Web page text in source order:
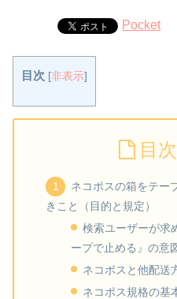
Pocket
目次 [非表示]
目次
ネコポスの箱をテー
きこと（目的と規定）
検索ユーザーが求
ープで止める』の意
ネコポスと他配送
ネコポス規格の基